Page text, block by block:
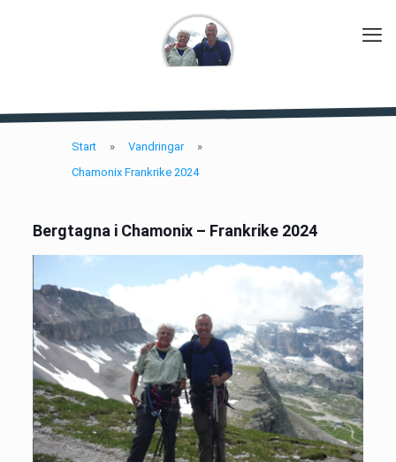
Start » Vandringar
»
Chamonix Frankrike 2024
Bergtagna i Chamonix – Frankrike 2024